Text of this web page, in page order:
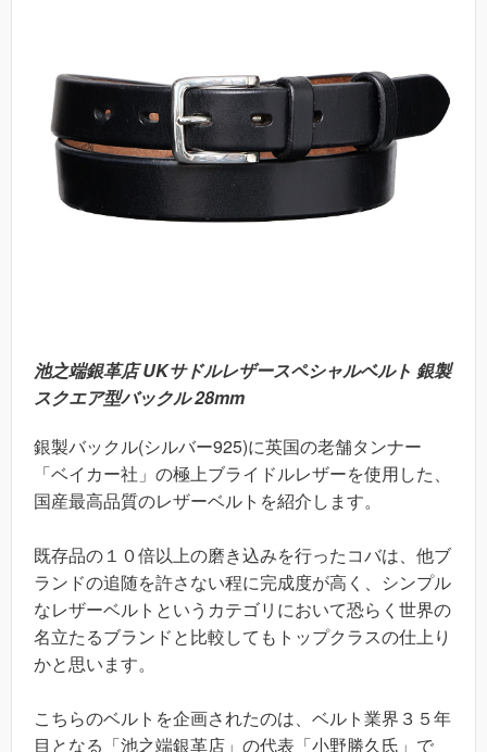
池之端銀革店 UKサドルレザースペシャルベルト 銀製
スクエア型バックル 28mm
銀製バックル(シルバー925)に英国の老舗タンナー
「ベイカー社」の極上ブライドルレザーを使用した、
国産最高品質のレザーベルトを紹介します。
既存品の１０倍以上の磨き込みを行ったコバは、他ブ
ランドの追随を許さない程に完成度が高く、シンプル
なレザーベルトというカテゴリにおいて恐らく世界の
名立たるブランドと比較してもトップクラスの仕上り
かと思います。
こちらのベルトを企画されたのは、ベルト業界３５年
目となる「池之端銀革店」の代表「小野勝久氏」で